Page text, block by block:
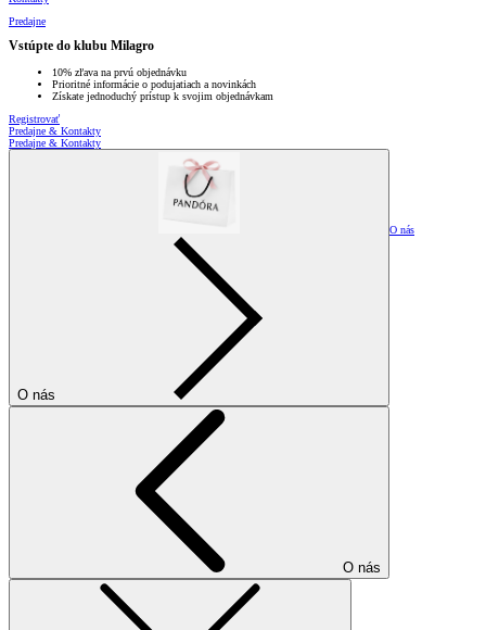
Predajne
Vstúpte do klubu Milagro
10% zľava na prvú objednávku
Prioritné informácie o podujatiach a novinkách
Získate jednoduchý prístup k svojim objednávkam
Registrovať
Predajne & Kontakty
Predajne & Kontakty
O nás
O nás
O nás